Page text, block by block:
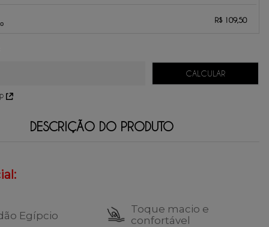
R$ 109,50
DESCRIÇÃO DO PRODUTO
Egípcio
Toque macio e
confortável